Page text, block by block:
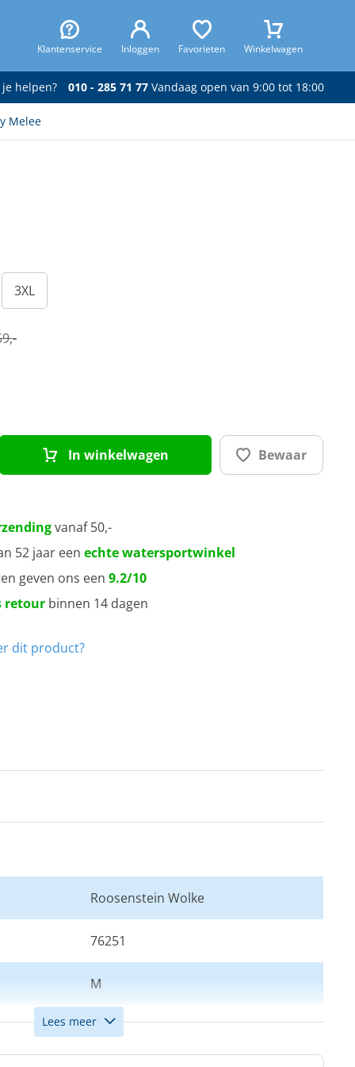
Klantenservice Inloggen Favorieten Winkelwagen
je helpen? 010 - 285 71 77Vandaag open van 9:00 tot 18:00
Melee
3XL
In winkelwagen Bewaar
vanaf 50,-
52 jaar een echte watersportwinkel
geven ons een 9.2/10
retourbinnen 14 dagen
dit product?
Roosenstein Wolke
76251
M
Grijs
Lees meer